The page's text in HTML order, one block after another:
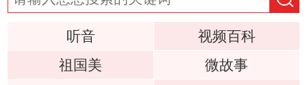
听音
视频百科
祖国美
微故事